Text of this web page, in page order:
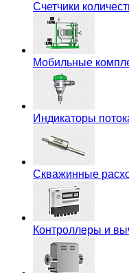
Счетчики
Мобильные
Индикаторы
Скважинные
Контроллеры и